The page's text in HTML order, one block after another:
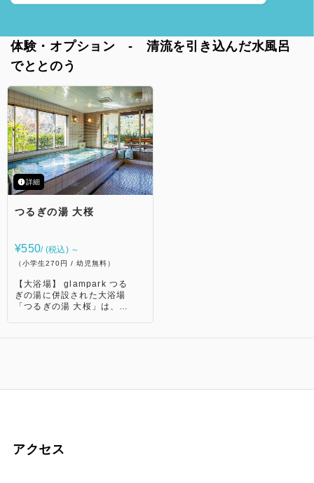
体験・オプション - 清流を引き込んだ水風呂
でととのう
詳細
つるぎの湯 大桜
¥550/ (税込) ～
（小学生270円 / 幼児無料）
【大浴場】 glampark つる
ぎの湯に併設された大浴場
「つるぎの湯 大桜」は、木
剣山の連峰を眺めながら、
アクセス